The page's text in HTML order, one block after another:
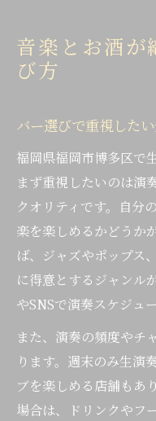
音楽とお酒が
び方
バー選びで重視した
福岡県福岡市博多区で
まず重視したいのは演
クオリティです。自分
楽を楽しめるかどうか
ば、ジャズやポップス
に得意とするジャンル
やSNSで演奏スケジュ
また、演奏の頻度やチ
ります。週末のみ生演
ブを楽しめる店舗もあ
場合は、ドリンクやフ